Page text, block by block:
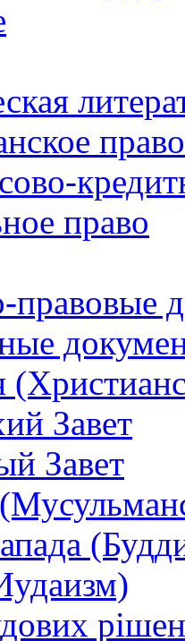
право
право
правовые
Завет
Завет